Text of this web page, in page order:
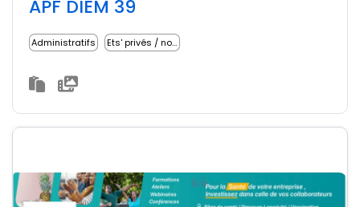
APF DIEM 39
Administratifs Ets' privés / non lucratifs